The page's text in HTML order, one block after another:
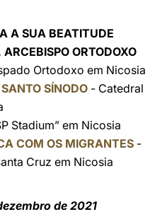
A SUA BEATITUDE
ORTODOXO
Ortodoxo em Nicosia
SÍNODO - Catedral
Stadium” em Nicosia
COM OS MIGRANTES -
Cruz em Nicosia
de 2021